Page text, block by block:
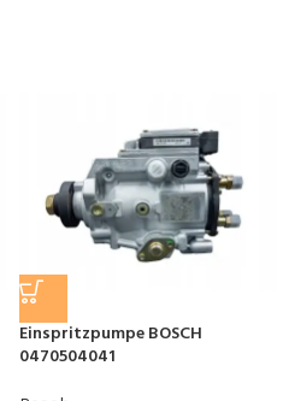
Einspritzpumpe BOSCH
0470504041